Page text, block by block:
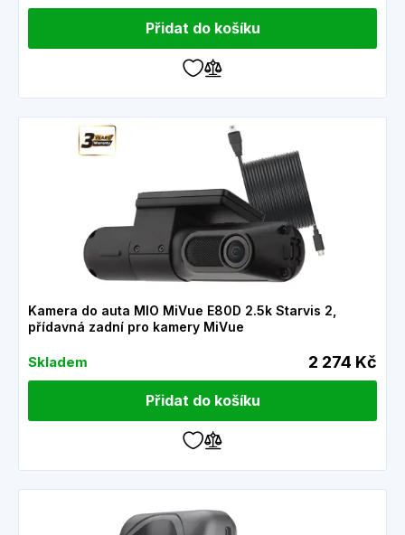
Přidat do košíku
Kamera do auta MIO MiVue E80D 2.5k Starvis 2,
přídavná zadní pro kamery MiVue
Skladem 2 274 Kč
Přidat do košíku